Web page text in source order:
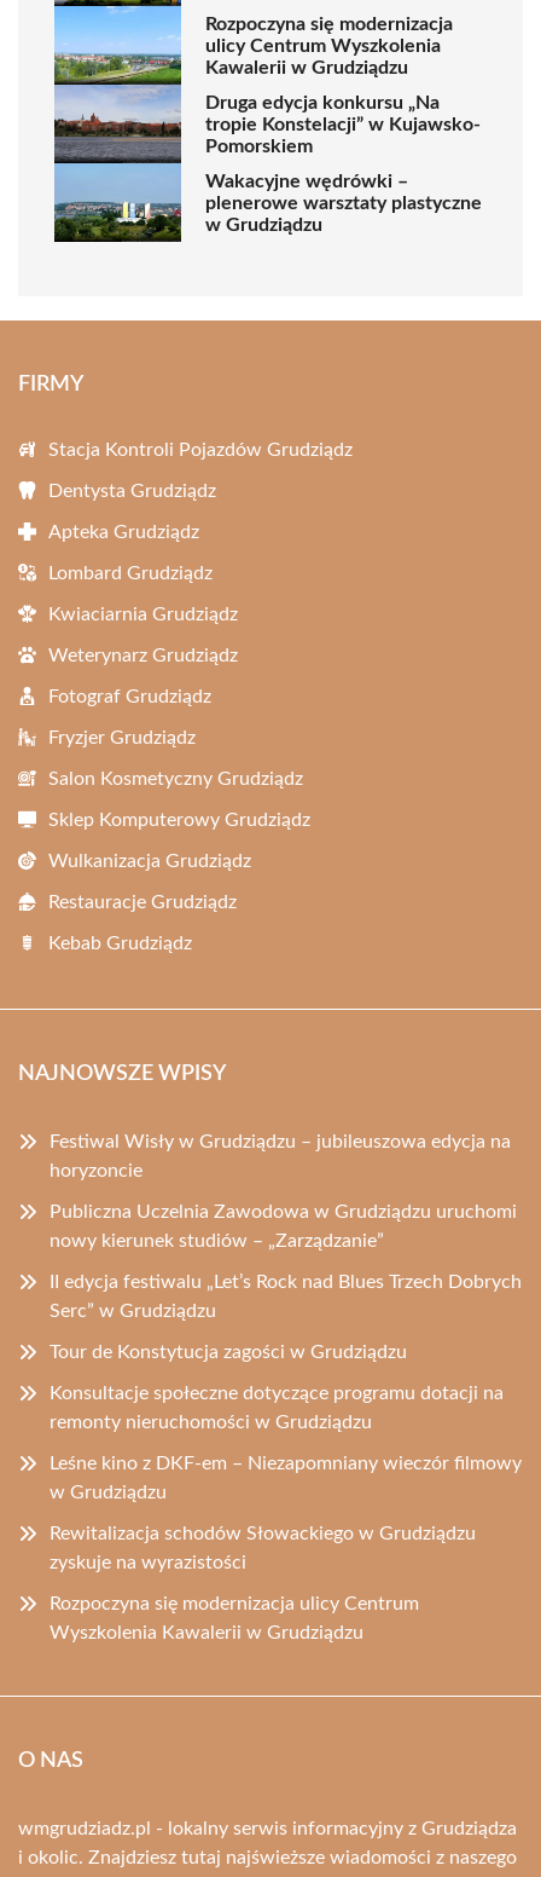
Rozpoczyna się modernizacja
ulicy Centrum Wyszkolenia
Kawalerii w Grudziądzu
Druga edycja konkursu „Na
tropie Konstelacji” w Kujawsko-
Pomorskiem
Wakacyjne wędrówki –
plenerowe warsztaty plastyczne
w Grudziądzu
FIRMY
Stacja Kontroli Pojazdów Grudziądz
Dentysta Grudziądz
Apteka Grudziądz
Lombard Grudziądz
Kwiaciarnia Grudziądz
Weterynarz Grudziądz
Fotograf Grudziądz
Fryzjer Grudziądz
Salon Kosmetyczny Grudziądz
Sklep Komputerowy Grudziądz
Wulkanizacja Grudziądz
Restauracje Grudziądz
Kebab Grudziądz
NAJNOWSZE WPISY
Festiwal Wisły w Grudziądzu – jubileuszowa edycja na
horyzoncie
Publiczna Uczelnia Zawodowa w Grudziądzu uruchomi
nowy kierunek studiów – „Zarządzanie”
II edycja festiwalu „Let’s Rock nad Blues Trzech Dobrych
Serc” w Grudziądzu
Tour de Konstytucja zagości w Grudziądzu
Konsultacje społeczne dotyczące programu dotacji na
remonty nieruchomości w Grudziądzu
Leśne kino z DKF-em – Niezapomniany wieczór filmowy
w Grudziądzu
Rewitalizacja schodów Słowackiego w Grudziądzu
zyskuje na wyrazistości
Rozpoczyna się modernizacja ulicy Centrum
Wyszkolenia Kawalerii w Grudziądzu
O NAS
wmgrudziadz.pl - lokalny serwis informacyjny z Grudziądza
i okolic. Znajdziesz tutaj najświeższe wiadomości z naszego